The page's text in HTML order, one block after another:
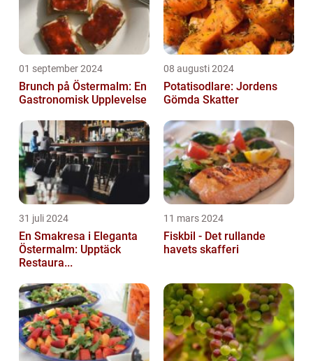
01 september 2024
Brunch på Östermalm: En
Gastronomisk Upplevelse
08 augusti 2024
Potatisodlare: Jordens
Gömda Skatter
31 juli 2024
En Smakresa i Eleganta
Östermalm: Upptäck
Restaura...
11 mars 2024
Fiskbil - Det rullande
havets skafferi